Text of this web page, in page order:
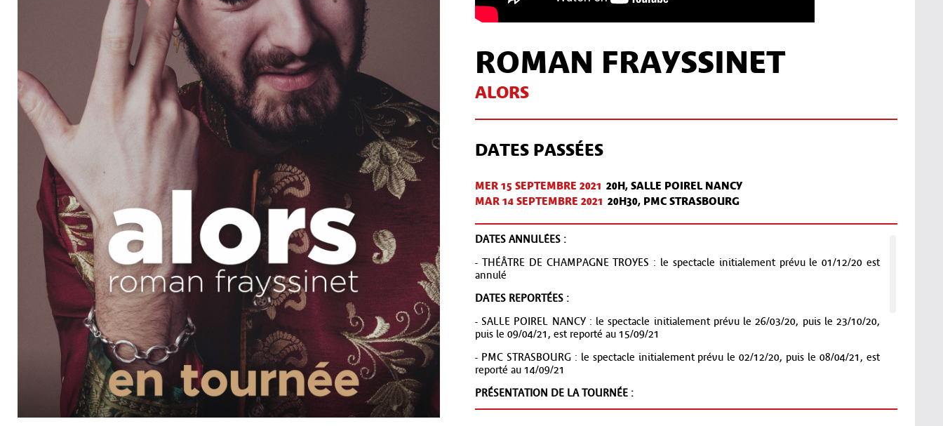
ROMAN FRAYSSINET
ALORS
DATES PASSÉES
MER 15 SEPTEMBRE 2021 20H, SALLE POIREL NANCY
MAR 14 SEPTEMBRE 2021 20H30, PMC STRASBOURG
DATES ANNULÉES :
- THÉÂTRE DE CHAMPAGNE TROYES : le spectacle initialement prévu le 01/12/20 est
annulé
DATES REPORTÉES :
- SALLE POIREL NANCY : le spectacle initialement prévu le 26/03/20, puis le 23/10/20,
puis le 09/04/21, est reporté au 15/09/21
- PMC STRASBOURG : le spectacle initialement prévu le 02/12/20, puis le 08/04/21, est
reporté au 14/09/21
PRÉSENTATION DE LA TOURNÉE :